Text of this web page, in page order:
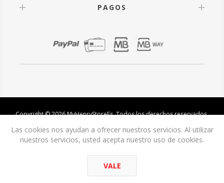
PAGOS
Copyright © 2026 MyHenryStoreEs. Todos los derechos reservados.
Las cookies nos ayudan a ofrecer nuestros servicios. Al utilizar
nuestros servicios, usted acepta nuestro uso de cookies.
VALE